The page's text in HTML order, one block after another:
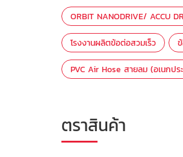
ORBIT NANODRIVE/ ACCU
โรงงานผลิตข้อต่อสวมเร็ว
PVC Air Hose สายลม (อเนกปร
ตราสินค้า